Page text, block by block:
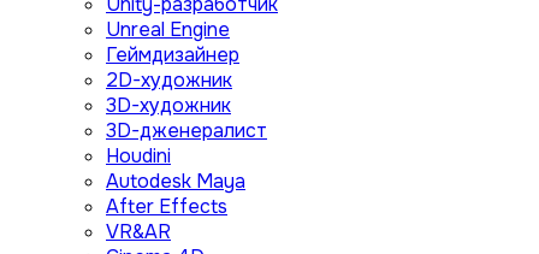
Unreal Engine
Геймдизайнер
2D-художник
3D-художник
3D-дженералист
Houdini
Autodesk Maya
After Effects
VR&AR